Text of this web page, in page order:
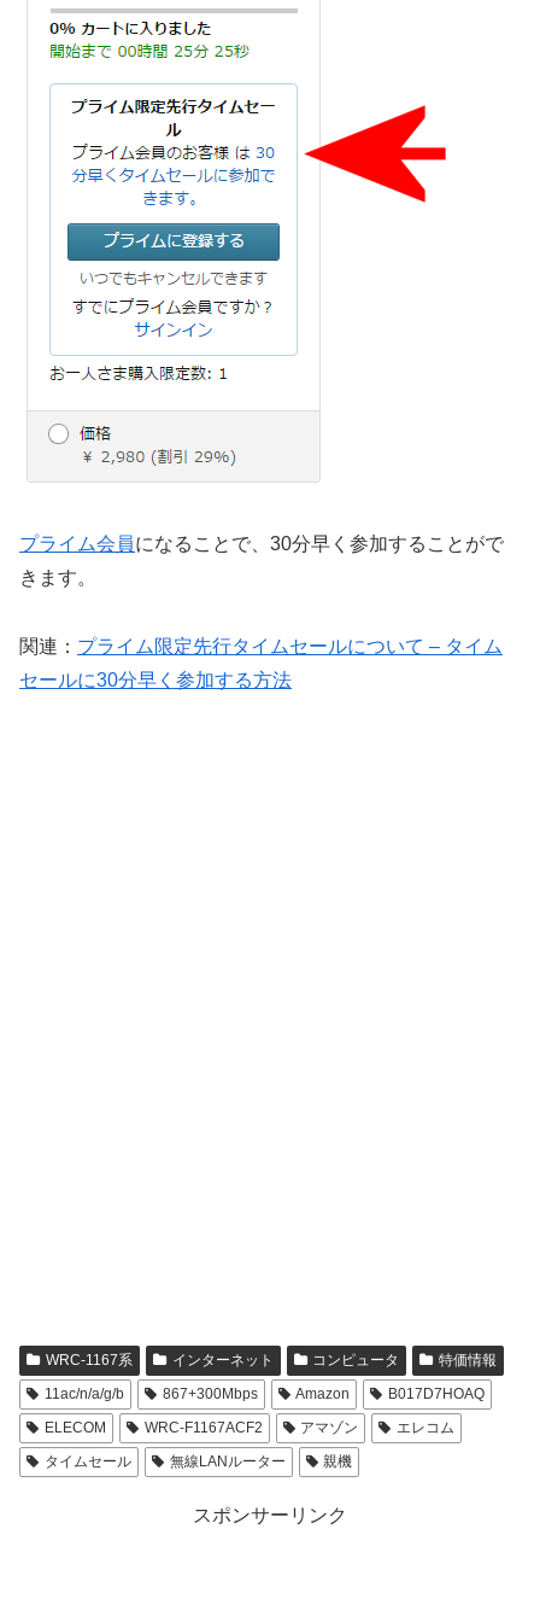
プライム会員になることで、30分早く参加することがで
きます。
関連： プライム限定先行タイムセールについて – タイム
セールに30分早く参加する方法
WRC-1167系 インターネット コンピュータ
特価情報
11ac/n/a/g/b
867+300Mbps Amazon
B017D7HOAQ
ELECOM
WRC-F1167ACF2 アマゾン
エレコム
タイムセール
無線LANルーター 親機
スポンサーリンク